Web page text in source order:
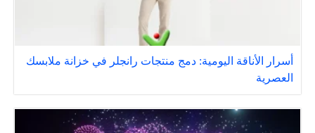
أسرار الأناقة اليومية: دمج منتجات رانجلر في خزانة ملابسك
العصرية